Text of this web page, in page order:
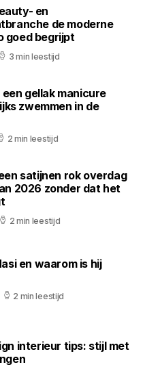
en
de moderne
goed begrijpt
3 min leestijd
gellak manicure
zwemmen in de
2 min leestijd
satijnen rok overdag
2026 zonder dat het
2 min leestijd
en waarom is hij
2 min leestijd
interieur tips: stijl met